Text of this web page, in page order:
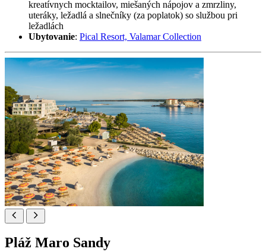
kreatívnych mocktailov, miešaných nápojov a zmrzliny,
uteráky, ležadlá a slnečníky (za poplatok) so službou pri
ležadlách
Ubytovanie: Pical Resort, Valamar Collection
Pláž Maro Sandy